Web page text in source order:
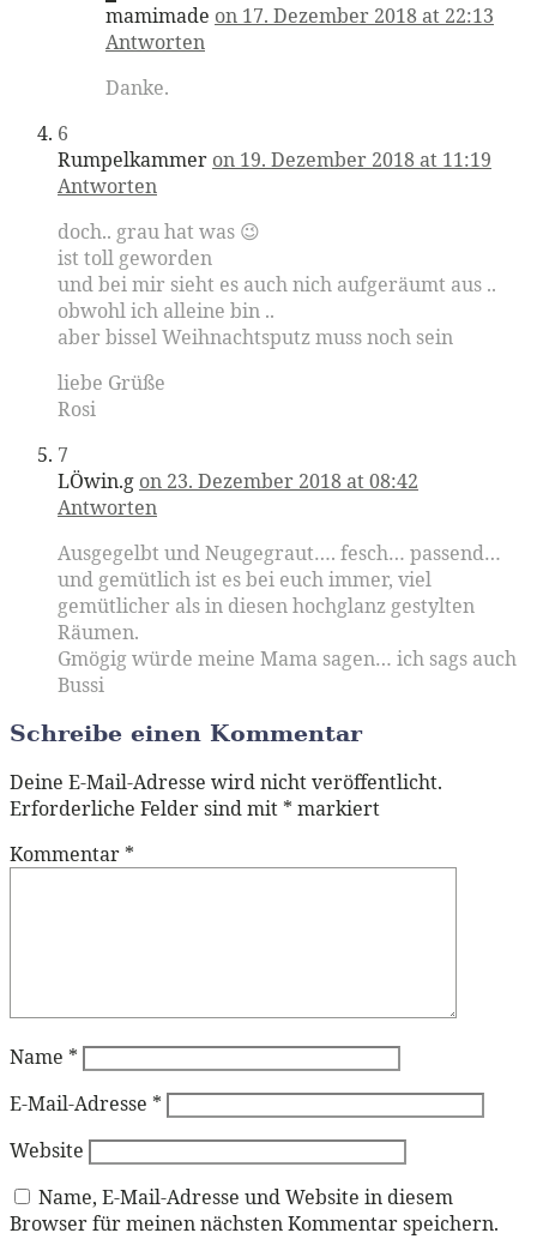
mamimade on 17. Dezember 2018 at 22:13
Antworten
Danke.
6
Rumpelkammer on 19. Dezember 2018 at 11:19
Antworten
doch.. grau hat was 😉
ist toll geworden
und bei mir sieht es auch nich aufgeräumt aus ..
obwohl ich alleine bin ..
aber bissel Weihnachtsputz muss noch sein
liebe Grüße
Rosi
7
LÖwin.g on 23. Dezember 2018 at 08:42
Antworten
Ausgegelbt und Neugegraut…. fesch… passend…
und gemütlich ist es bei euch immer, viel
gemütlicher als in diesen hochglanz gestylten
Räumen.
Gmögig würde meine Mama sagen… ich sags auch
Bussi
Schreibe einen Kommentar
Deine E-Mail-Adresse wird nicht veröffentlicht.
Erforderliche Felder sind mit * markiert
Kommentar *
Name *
E-Mail-Adresse *
Website
Name, E-Mail-Adresse und Website in diesem
Browser für meinen nächsten Kommentar speichern.